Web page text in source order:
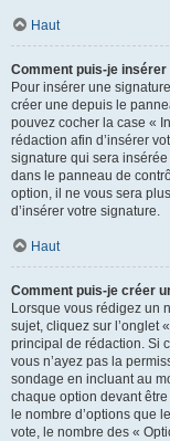
Haut
Comment puis-je
Pour insérer une
créer une depuis le
pouvez cocher la case «
rédaction afin d’insérer
signature qui sera
dans le panneau de
option, il ne vous sera
d’insérer votre signature.
Haut
Comment puis-je créer
Lorsque vous rédigez un
sujet, cliquez sur l’onglet
principal de rédaction. Si
vous n’ayez pas la
sondage en incluant au
chaque option devant
le nombre d’options que
vote, le nombre des «